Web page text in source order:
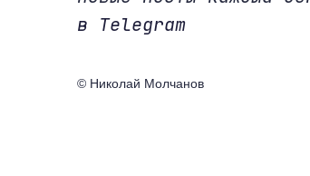
в Telegram
© Николай Молчанов